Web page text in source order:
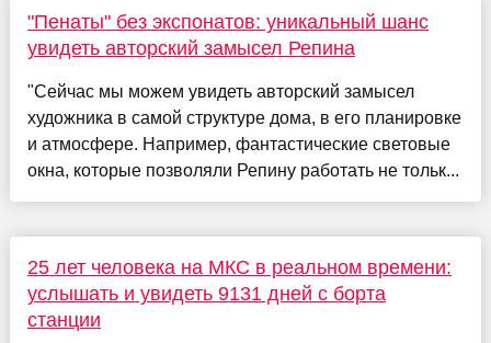
"Пенаты" без экспонатов: уникальный шанс
увидеть авторский замысел Репина
"Сейчас мы можем увидеть авторский замысел
художника в самой структуре дома, в его планировке
и атмосфере. Например, фантастические световые
окна, которые позволяли Репину работать не тольк...
25 лет человека на МКС в реальном времени:
услышать и увидеть 9131 дней с борта
станции